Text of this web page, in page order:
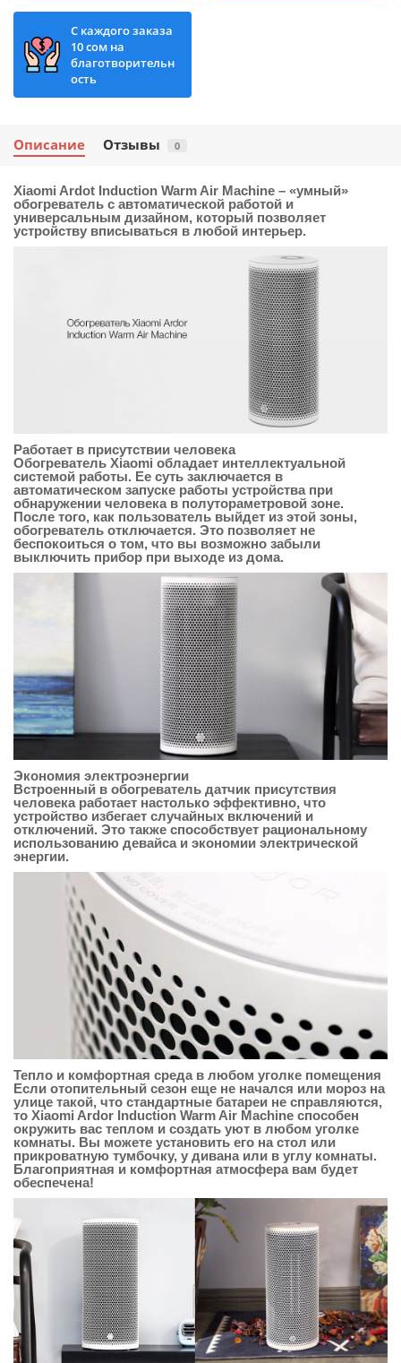
С каждого заказа
10 сом на
благотворительн
ость
Описание Отзывы 0
Xiaomi Ardot Induction Warm Air Machine – «умный»
обогреватель с автоматической работой и
универсальным дизайном, который позволяет
устройству вписываться в любой интерьер.
Работает в присутствии человека
Обогреватель Xiaomi обладает интеллектуальной
системой работы. Ее суть заключается в
автоматическом запуске работы устройства при
обнаружении человека в полутораметровой зоне.
После того, как пользователь выйдет из этой зоны,
обогреватель отключается. Это позволяет не
беспокоиться о том, что вы возможно забыли
выключить прибор при выходе из дома.
Экономия электроэнергии
Встроенный в обогреватель датчик присутствия
человека работает настолько эффективно, что
устройство избегает случайных включений и
отключений. Это также способствует рациональному
использованию девайса и экономии электрической
энергии.
Тепло и комфортная среда в любом уголке помещения
Если отопительный сезон еще не начался или мороз на
улице такой, что стандартные батареи не справляются,
то Xiaomi Ardor Induction Warm Air Machine способен
окружить вас теплом и создать уют в любом уголке
комнаты. Вы можете установить его на стол или
прикроватную тумбочку, у дивана или в углу комнаты.
Благоприятная и комфортная атмосфера вам будет
обеспечена!